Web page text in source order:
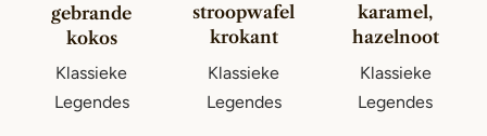
gebrande
kokos
Klassieke
Legendes
stroopwafel
krokant
Klassieke
Legendes
karamel,
hazelnoot
Klassieke
Legendes